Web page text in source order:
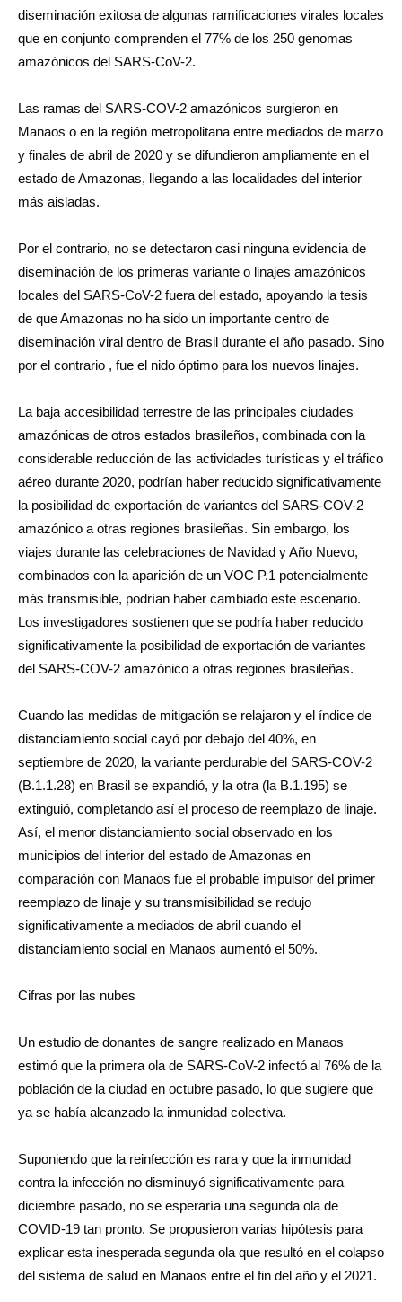
diseminación exitosa de algunas ramificaciones virales locales
que en conjunto comprenden el 77% de los 250 genomas
amazónicos del SARS-CoV-2.
Las ramas del SARS-COV-2 amazónicos surgieron en
Manaos o en la región metropolitana entre mediados de marzo
y finales de abril de 2020 y se difundieron ampliamente en el
estado de Amazonas, llegando a las localidades del interior
más aisladas.
Por el contrario, no se detectaron casi ninguna evidencia de
diseminación de los primeras variante o linajes amazónicos
locales del SARS-CoV-2 fuera del estado, apoyando la tesis
de que Amazonas no ha sido un importante centro de
diseminación viral dentro de Brasil durante el año pasado. Sino
por el contrario , fue el nido óptimo para los nuevos linajes.
La baja accesibilidad terrestre de las principales ciudades
amazónicas de otros estados brasileños, combinada con la
considerable reducción de las actividades turísticas y el tráfico
aéreo durante 2020, podrían haber reducido significativamente
la posibilidad de exportación de variantes del SARS-COV-2
amazónico a otras regiones brasileñas. Sin embargo, los
viajes durante las celebraciones de Navidad y Año Nuevo,
combinados con la aparición de un VOC P.1 potencialmente
más transmisible, podrían haber cambiado este escenario.
Los investigadores sostienen que se podría haber reducido
significativamente la posibilidad de exportación de variantes
del SARS-COV-2 amazónico a otras regiones brasileñas.
Cuando las medidas de mitigación se relajaron y el índice de
distanciamiento social cayó por debajo del 40%, en
septiembre de 2020, la variante perdurable del SARS-COV-2
(B.1.1.28) en Brasil se expandió, y la otra (la B.1.195) se
extinguió, completando así el proceso de reemplazo de linaje.
Así, el menor distanciamiento social observado en los
municipios del interior del estado de Amazonas en
comparación con Manaos fue el probable impulsor del primer
reemplazo de linaje y su transmisibilidad se redujo
significativamente a mediados de abril cuando el
distanciamiento social en Manaos aumentó el 50%.
Cifras por las nubes
Un estudio de donantes de sangre realizado en Manaos
estimó que la primera ola de SARS-CoV-2 infectó al 76% de la
población de la ciudad en octubre pasado, lo que sugiere que
ya se había alcanzado la inmunidad colectiva.
Suponiendo que la reinfección es rara y que la inmunidad
contra la infección no disminuyó significativamente para
diciembre pasado, no se esperaría una segunda ola de
COVID-19 tan pronto. Se propusieron varias hipótesis para
explicar esta inesperada segunda ola que resultó en el colapso
del sistema de salud en Manaos entre el fin del año y el 2021.